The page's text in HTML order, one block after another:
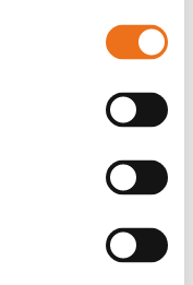
till i varukorg
teeth 8t/6k 0Gr/8 R6/14